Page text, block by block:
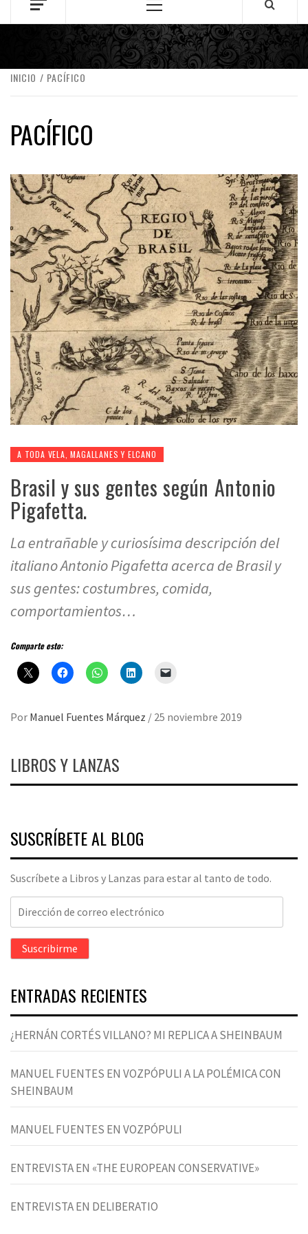
Menú
INICIO PACÍFICO
PACÍFICO
A TODA VELA, MAGALLANES Y ELCANO
Brasil y sus gentes según Antonio
Pigafetta.
La entrañable y curiosísima descripción del
italiano Antonio Pigafetta acerca de Brasil y
sus gentes: costumbres, comida,
comportamientos…
Comparte esto:
Por Manuel Fuentes Márquez / 25 noviembre 2019
LIBROS Y LANZAS
SUSCRÍBETE AL BLOG
Suscríbete a Libros y Lanzas para estar al tanto de todo.
Dirección
de
correo
electrónico
Suscribirme
ENTRADAS RECIENTES
¿HERNÁN CORTÉS VILLANO? MI REPLICA A SHEINBAUM
MANUEL FUENTES EN VOZPÓPULI A LA POLÉMICA CON
SHEINBAUM
MANUEL FUENTES EN VOZPÓPULI
ENTREVISTA EN «THE EUROPEAN CONSERVATIVE»
ENTREVISTA EN DELIBERATIO